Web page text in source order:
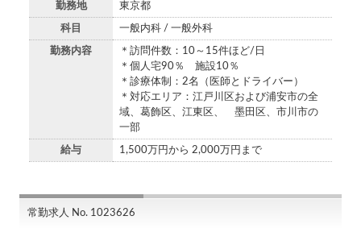
勤務地 東京都
科目 一般内科 / 一般外科
勤務内容
＊訪問件数：10～15件ほど/日
＊個人宅90％ 施設10％
＊診療体制：2名（医師とドライバー）
＊対応エリア：江戸川区および浦安市の全
域、葛飾区、江東区、 墨田区、市川市の
一部
給与 1,500万円から 2,000万円まで
常勤求人 No. 1023626